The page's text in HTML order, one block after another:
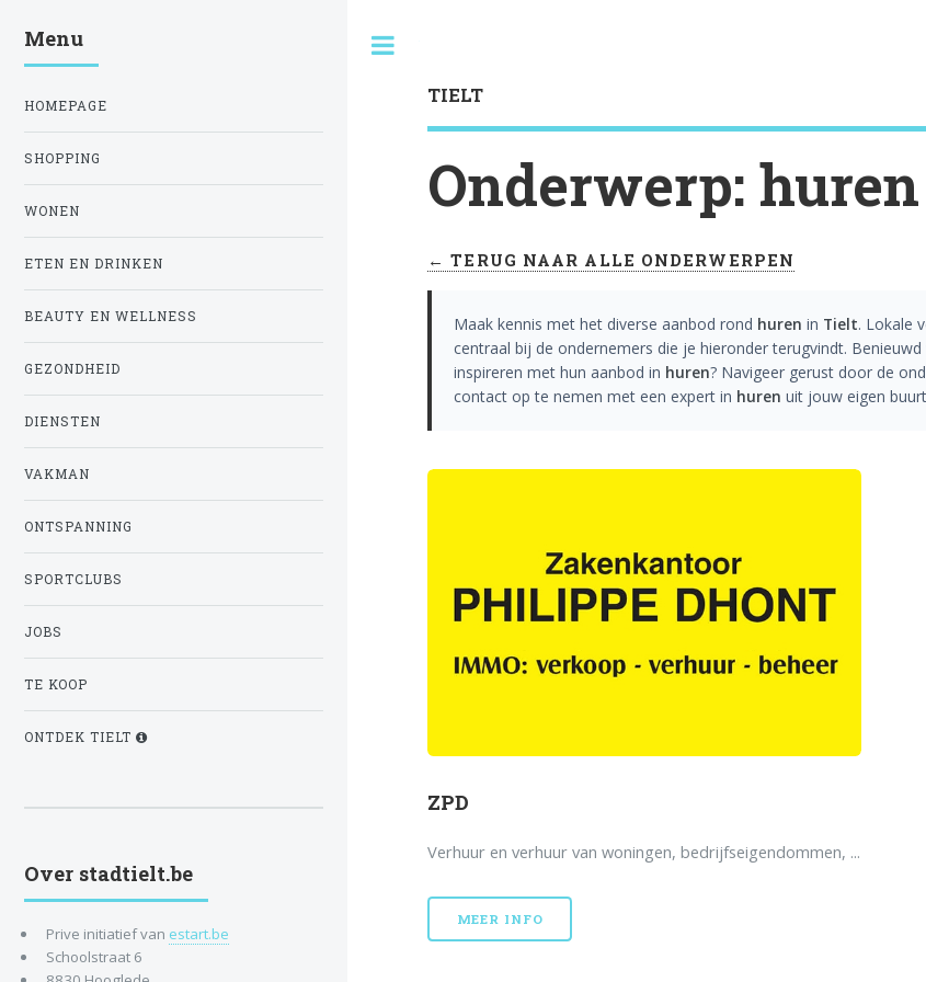
TIELT
Onderwerp: huren
← TERUG NAAR ALLE ONDERWERPEN
Maak kennis met het diverse aanbod rond huren in Tielt. Lokale
centraal bij de ondernemers die je hieronder terugvindt.
inspireren met hun aanbod in huren? Navigeer gerust door de
contact op te nemen met een expert in huren uit jouw eigen
ZPD
Verhuur en verhuur van woningen, bedrijfseigendommen, ...
MEER INFO
Menu
HOMEPAGE
SHOPPING
WONEN
ETEN EN DRINKEN
BEAUTY EN WELLNESS
GEZONDHEID
DIENSTEN
VAKMAN
ONTSPANNING
SPORTCLUBS
JOBS
TE KOOP
ONTDEK TIELT
Over stadtielt.be
Prive initiatief van estart.be
Schoolstraat 6